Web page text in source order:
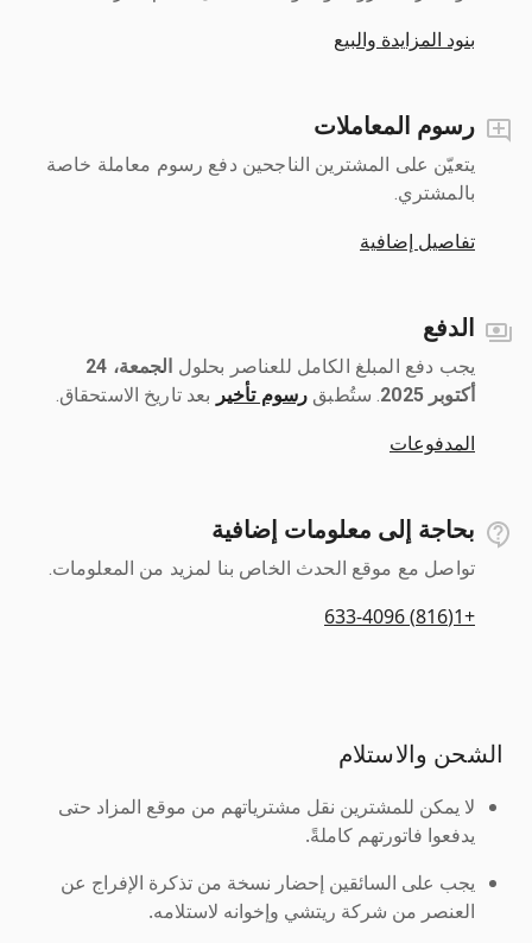
بنود المزايدة والبيع
رسوم المعاملات
يتعيّن على المشترين الناجحين دفع رسوم معاملة خاصة
بالمشتري.
تفاصيل إضافية
الدفع
يجب دفع المبلغ الكامل للعناصر بحلول ‎
الجمعة، 24
أكتوبر 2025
‎. ستُطبق رسوم تأخير بعد تاريخ الاستحقاق.
المدفوعات
بحاجة إلى معلومات إضافية
تواصل مع موقع الحدث الخاص بنا لمزيد من المعلومات.
+1(816) 633-4096
الشحن والاستلام
لا يمكن للمشترين نقل مشترياتهم من موقع المزاد حتى
يدفعوا فاتورتهم كاملةً.
يجب على السائقين إحضار نسخة من تذكرة الإفراج عن
العنصر من شركة ريتشي وإخوانه لاستلامه.